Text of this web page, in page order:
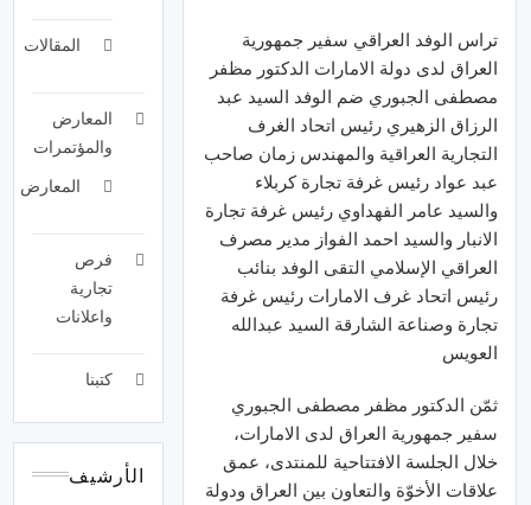
تراس الوفد العراقي سفير جمهورية
العراق لدى دولة الامارات الدكتور مظفر
مصطفى الجبوري ضم الوفد السيد عبد
الرزاق الزهيري رئيس اتحاد الغرف
التجارية العراقية والمهندس زمان صاحب
عبد عواد رئيس غرفة تجارة كربلاء
والسيد عامر الفهداوي رئيس غرفة تجارة
الانبار والسيد احمد الفواز مدير مصرف
العراقي الإسلامي التقى الوفد بنائب
رئيس اتحاد غرف الامارات رئيس غرفة
تجارة وصناعة الشارقة السيد عبدالله
العويس
ثمّن الدكتور مظفر مصطفى الجبوري
سفير جمهورية العراق لدى الامارات،
خلال الجلسة الافتتاحية للمنتدى، عمق
علاقات الأخوّة والتعاون بين العراق ودولة
المقالات
المعارض
والمؤتمرات
المعارض
فرص
تجارية
واعلانات
كتبنا
الأرشيف